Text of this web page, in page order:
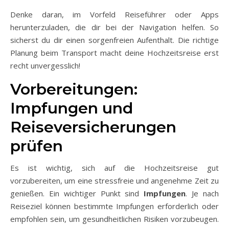
Denke daran, im Vorfeld Reiseführer oder Apps
herunterzuladen, die dir bei der Navigation helfen. So
sicherst du dir einen sorgenfreien Aufenthalt. Die richtige
Planung beim Transport macht deine Hochzeitsreise erst
recht unvergesslich!
Vorbereitungen:
Impfungen und
Reiseversicherungen
prüfen
Es ist wichtig, sich auf die Hochzeitsreise gut
vorzubereiten, um eine stressfreie und angenehme Zeit zu
genießen. Ein wichtiger Punkt sind Impfungen. Je nach
Reiseziel können bestimmte Impfungen erforderlich oder
empfohlen sein, um gesundheitlichen Risiken vorzubeugen.